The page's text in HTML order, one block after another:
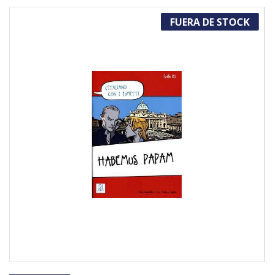
FUERA DE STOCK